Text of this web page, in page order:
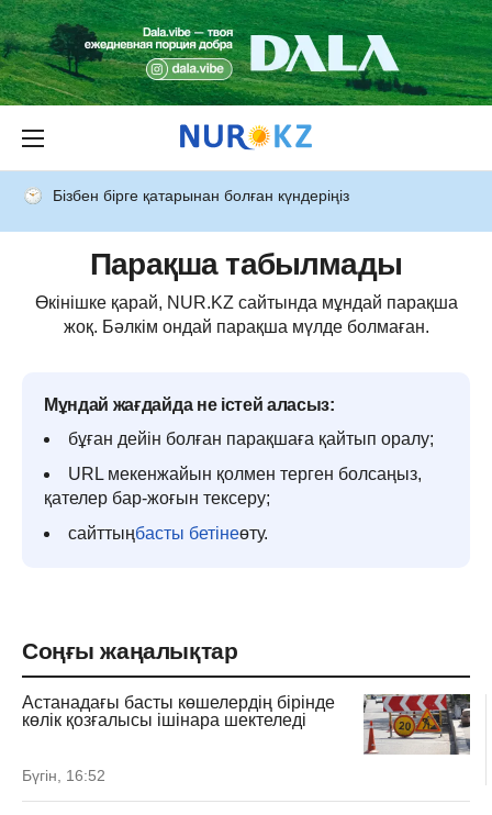
Бізбен бірге қатарынан болған күндеріңіз
Парақша табылмады
Өкінішке қарай, NUR.KZ сайтында мұндай парақша
жоқ. Бәлкім ондай парақша мүлде болмаған.
Мұндай жағдайда не істей аласыз:
бұған дейін болған парақшаға қайтып оралу;
URL мекенжайын қолмен терген болсаңыз,
қателер бар-жоғын тексеру;
сайттыңбасты бетінеөту.
Соңғы жаңалықтар
Астанадағы басты көшелердің бірінде
көлік қозғалысы ішінара шектеледі
Бүгін, 16:52